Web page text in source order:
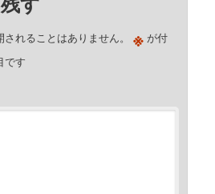
れることはありません。 ※ が付
です